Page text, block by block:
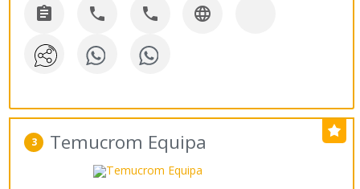
   
3 Temucrom Equipa